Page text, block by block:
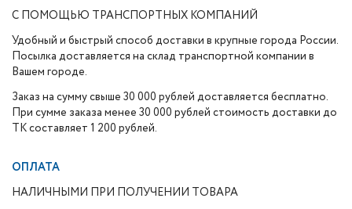
С ПОМОЩЬЮ ТРАНСПОРТНЫХ КОМПАНИЙ
Удобный и быстрый способ доставки в крупные города России.
Посылка доставляется на склад транспортной компании в
Вашем городе.
Заказ на сумму свыше 30 000 рублей доставляется бесплатно.
При сумме заказа менее 30 000 рублей стоимость доставки до
ТК составляет 1 200 рублей.
ОПЛАТА
НАЛИЧНЫМИ ПРИ ПОЛУЧЕНИИ ТОВАРА